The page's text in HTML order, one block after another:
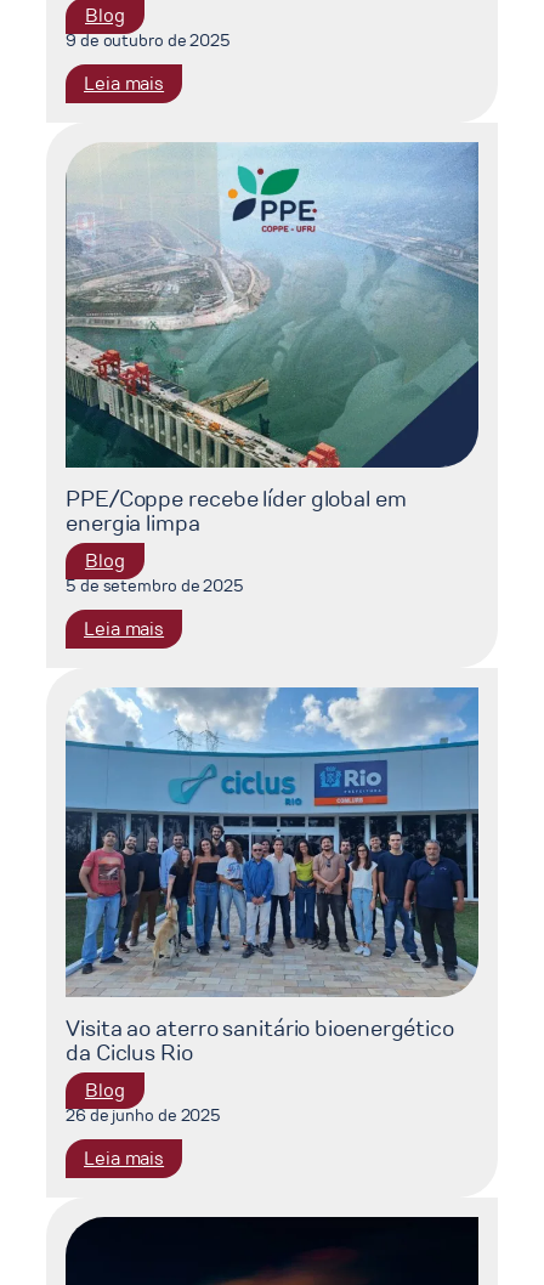
mundo
Blog
9 de outubro de 2025
Leia mais
2
professores
os
mais
influentes
do
mundo
PPE/Coppe recebe líder global em
energia limpa
Blog
5 de setembro de 2025
Leia mais
PPE/Coppe
recebe
líder
global
em
energia
limpa
Visita ao aterro sanitário bioenergético
da Ciclus Rio
Blog
26 de junho de 2025
Leia mais
Visita
ao